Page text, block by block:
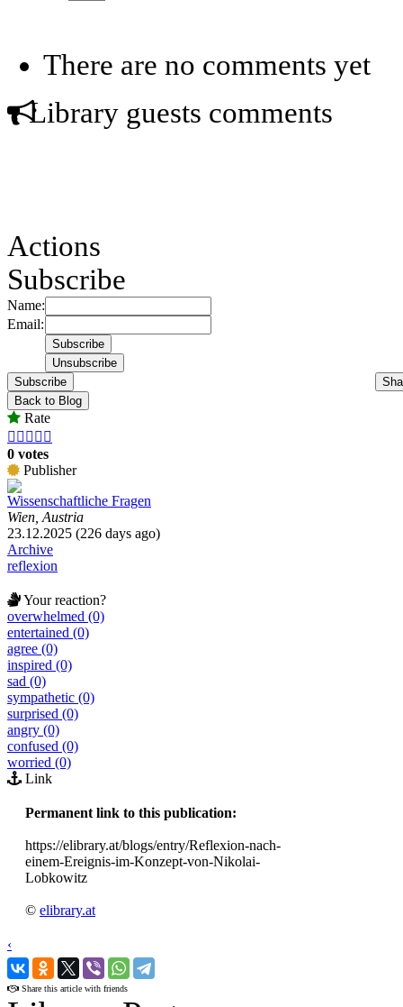
There are no comments yet
Library guests comments
Actions
Subscribe
Name:
Email:
Subscribe
Back to Blog
Rate
    
0 votes
Publisher
Wissenschaftliche Fragen
Wien, Austria
23.12.2025 (226 days ago)
Archive
reflexion
Your reaction?
overwhelmed (0)
entertained (0)
agree (0)
inspired (0)
sad (0)
sympathetic (0)
surprised (0)
angry (0)
confused (0)
worried (0)
Link
Permanent link to this publication:
https://elibrary.at/blogs/entry/Reflexion-nach-
einem-Ereignis-im-Konzept-von-Nikolai-
Lobkowitz
© elibrary.at
‹
›
Share this article with friends